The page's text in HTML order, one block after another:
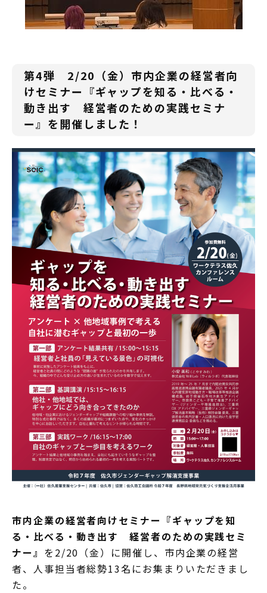
第4弾 2/20（金）市内企業の経営者向
けセミナー『ギャップを知る・比べる・
動き出す 経営者のための実践セミナ
ー』を開催しました！
市内企業の経営者向けセミナー『ギャップを知
る・比べる・動き出す 経営者のための実践セミ
ナー』 を2/20（金）に開催し、市内企業の経営
者、人事担当者総勢13名にお集まりいただきまし
た。